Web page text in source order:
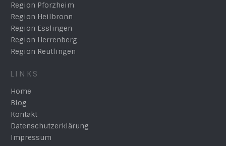
Region Pforzheim
Region Heilbronn
Region Esslingen
Region Herrenberg
Region Reutlingen
LINKS
Home
Blog
Kontakt
Datenschutzerklärung
Impressum